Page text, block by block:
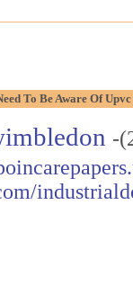
To Be Aware Of
-